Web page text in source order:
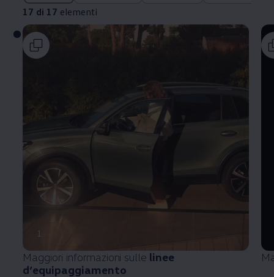
17 di 17 elementi
1
Maggiori informazioni sulle linee
d’equipaggiamento